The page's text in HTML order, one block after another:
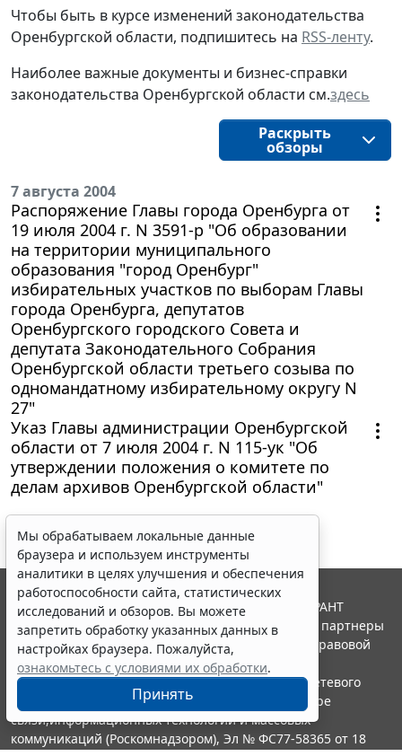
Чтобы быть в курсе изменений законодательства
Оренбургской области, подпишитесь на RSS-ленту.
Наиболее важные документы и бизнес-справки
законодательства Оренбургской области см.здесь
Раскрыть
обзоры
7 августа 2004
Распоряжение Главы города Оренбурга от
19 июля 2004 г. N 3591-р "Об образовании
на территории муниципального
образования "город Оренбург"
избирательных участков по выборам Главы
города Оренбурга, депутатов
Оренбургского городского Совета и
депутата Законодательного Собрания
Оренбургской области третьего созыва по
одномандатному избирательному округу N
27"
Указ Главы администрации Оренбургской
области от 7 июля 2004 г. N 115-ук "Об
утверждении положения о комитете по
делам архивов Оренбургской области"
Мы обрабатываем локальные данные
браузера и используем инструменты
аналитики в целях улучшения и обеспечения
работоспособности сайта, статистических
исследований и обзоров. Вы можете
запретить обработку указанных данных в
настройках браузера. Пожалуйста,
ознакомьтесь с условиями их обработки.
Принять
© ООО "НПП "ГАРАНТ-СЕРВИС", 2026. Система ГАРАНТ
выпускается с 1990 года. Компания "Гарант" и ее партнеры
являются участниками Российской ассоциации правовой
информации ГАРАНТ.
Портал ГАРАНТ.РУ зарегистрирован в качестве сетевого
издания Федеральной службой по надзору в сфере
связи,информационных технологий и массовых
коммуникаций (Роскомнадзором), Эл № ФС77-58365 от 18